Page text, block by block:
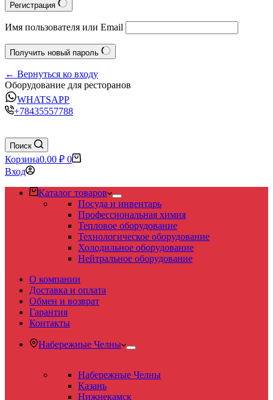
Регистрация
Имя пользователя или Email
Получить новый пароль
← Вернуться ко входу
Оборудование для ресторанов
WHATSAPP
+78435557788
Поиск
Корзина0.00 ₽ 0
Вход
Каталог товаров
Посуда и инвентарь
Профессиональная химия
Тепловое оборудование
Технологическое оборудование
Холодильное оборудование
Нейтральное оборудование
О компании
Доставка и оплата
Обмен и возврат
Гарантия
Контакты
Набережные Челны
Набережные Челны
Казань
Нижнекамск